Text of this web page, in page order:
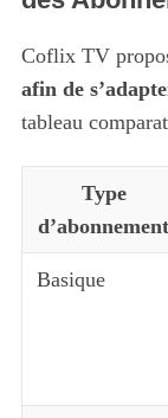
Coflix TV
afin de
tableau
Type
d’abonnement
Basique